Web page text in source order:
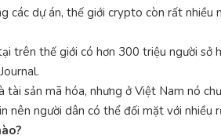
các dự án, thế giới crypto còn rất
trên thế giới có hơn 300 triệu người
sản mã hóa, nhưng ở Việt Nam nó
nên người dân có thể đối mặt với nhiều